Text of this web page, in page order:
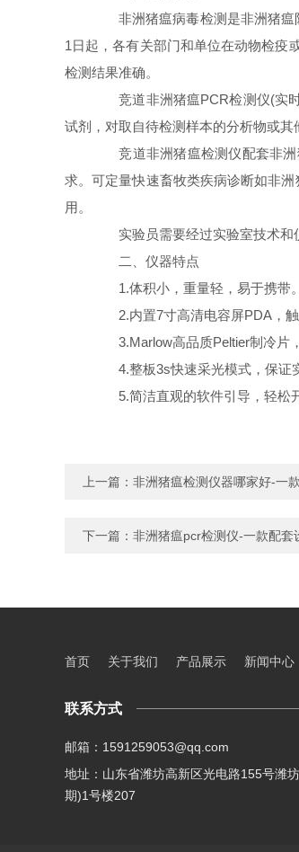
非洲猪瘟病毒检测是非洲猪瘟防
1日起，各有关部门和单位在动物检疫
检测结果准确。
竞道非洲猪瘟PCR检测仪(实时
试剂，对取自待检测样本的分析物或其
竞道非洲猪瘟检测仪配套非洲
求。可定量快速畜牧类疾病诊断如非
用。
实验员需要经过实验室技术和
二、仪器特点
1.体积小，重量轻，易于携带。
2.内置7寸高清电容屏PDA，触
3.Marlow高品质Peltier制冷片，
4.整板3s快速采光模式，保证实
5.简洁直观的软件引导，轻松开
上一篇： 非洲猪瘟检测仪器哪家好-一
下一篇： 非洲猪瘟pcr检测仪-一款配套
首页 关于我们 产品展示 新闻中心
联系方式
邮箱：1591259053@qq.com
地址：山东省潍坊高新区光电路155号潍
期)1号楼207